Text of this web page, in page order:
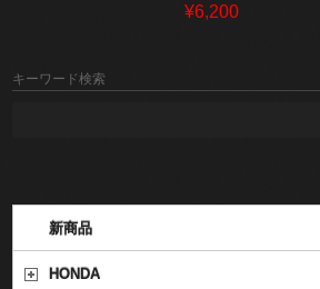
¥6,200
キーワード検索
新商品
HONDA